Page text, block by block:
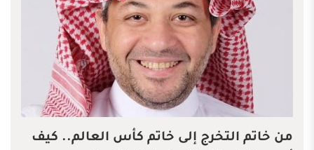
من خاتم التخرج إلى خاتم كأس العالم.. كيف